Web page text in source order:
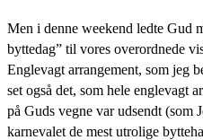
Men i denne weekend ledte Gud
byttedag” til vores overordnede
Englevagt arrangement, som jeg
set også det, som hele englevagt
på Guds vegne var udsendt (som
karnevalet de mest utrolige